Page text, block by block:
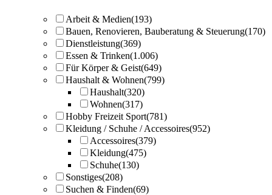
Arbeit & Medien(193)
Bauen, Renovieren, Bauberatung & Steuerung(170)
Dienstleistung(369)
Essen & Trinken(1.006)
Für Körper & Geist(649)
Haushalt & Wohnen(799)
Haushalt(320)
Wohnen(317)
Hobby Freizeit Sport(781)
Kleidung / Schuhe / Accessoires(952)
Accessoires(379)
Kleidung(475)
Schuhe(130)
Sonstiges(208)
Suchen & Finden(69)